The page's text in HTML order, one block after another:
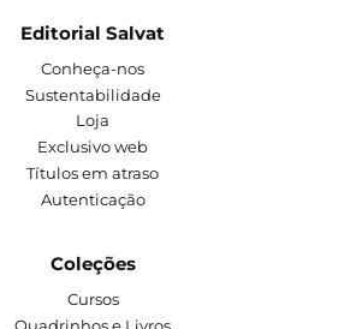
Editorial Salvat
Conheça-nos
Sustentabilidade
Loja
Exclusivo web
Títulos em atraso
Autenticação
Coleções
Cursos
Quadrinhos e Livros